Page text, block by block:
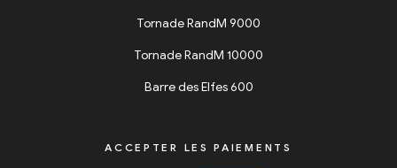
Tornade RandM 9000
Tornade RandM 10000
Barre des Elfes 600
ACCEPTER LES PAIEMENTS